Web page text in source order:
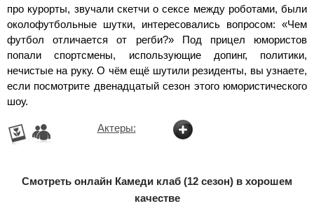
про курорты, звучали скетчи о сексе между роботами, были
околофутбольные шутки, интересовались вопросом: «Чем
футбол отличается от регби?» Под прицел юмористов
попали спортсмены, использующие допинг, политики,
нечистые на руку. О чём ещё шутили резиденты, вы узнаете,
если посмотрите двенадцатый сезон этого юмористического
шоу.
Актеры:
Смотреть онлайн Камеди клаб (12 сезон) в хорошем
качестве